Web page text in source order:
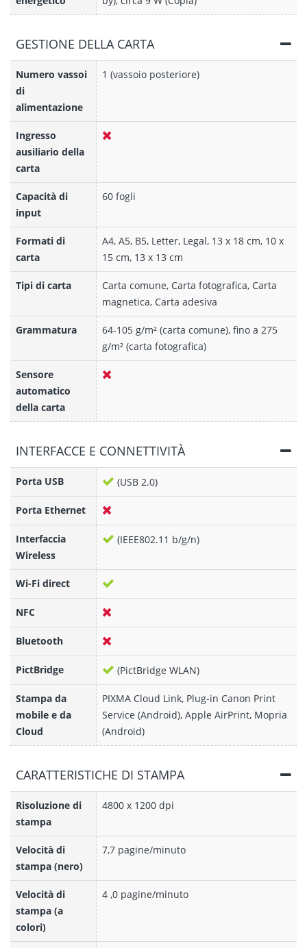
GESTIONE DELLA CARTA
Numero vassoi
di
alimentazione
1 (vassoio posteriore)
Ingresso
ausiliario della
carta
Capacità di
input
60 fogli
Formati di
carta
A4, A5, B5, Letter, Legal, 13 x 18 cm, 10 x
15 cm, 13 x 13 cm
Tipi di carta
Carta comune, Carta fotografica, Carta
magnetica, Carta adesiva
Grammatura
64-105 g/m² (carta comune), fino a 275
g/m² (carta fotografica)
Sensore
automatico
della carta
INTERFACCE E CONNETTIVITÀ
Porta USB (USB 2.0)
Porta Ethernet
Interfaccia
Wireless
(IEEE802.11 b/g/n)
Wi-Fi direct
NFC
Bluetooth
PictBridge (PictBridge WLAN)
Stampa da
mobile e da
Cloud
PIXMA Cloud Link, Plug-in Canon Print
Service (Android), Apple AirPrint, Mopria
(Android)
CARATTERISTICHE DI STAMPA
Risoluzione di
stampa
4800 x 1200 dpi
Velocità di
stampa (nero)
7,7 pagine/minuto
Velocità di
stampa (a
colori)
4 ,0 pagine/minuto